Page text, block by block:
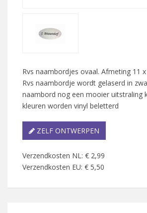
Rvs naambordjes ovaal. Afmeting 11
Rvs naambordje wordt gelaserd in
naambord nog een mooier uitstraling
kleuren worden vinyl beletterd
ZELF ONTWERPEN
Verzendkosten NL: € 2,99
Verzendkosten EU: € 5,50